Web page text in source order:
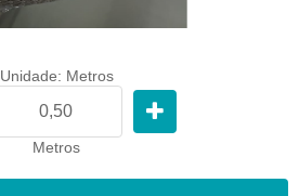
Unidade: Metros
Metros